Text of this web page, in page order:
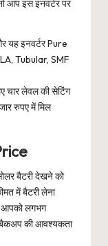
आप इस इनवर्टर पर
यह इनवर्टर Pure
Tubular, SMF
चार लेवल की सेटिंग
रुपए में मिल
बैटरी देखने को
में बैटरी लेना
आपको लगभग
की आवश्यकता